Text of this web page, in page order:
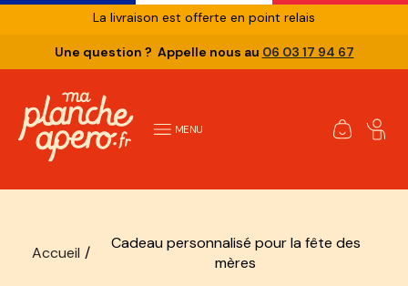
La livraison est offerte en point relais
Une question ? Appelle nous au 06 03 17 94 67
MENU
Accueil /
Cadeau personnalisé pour la fête des
mères